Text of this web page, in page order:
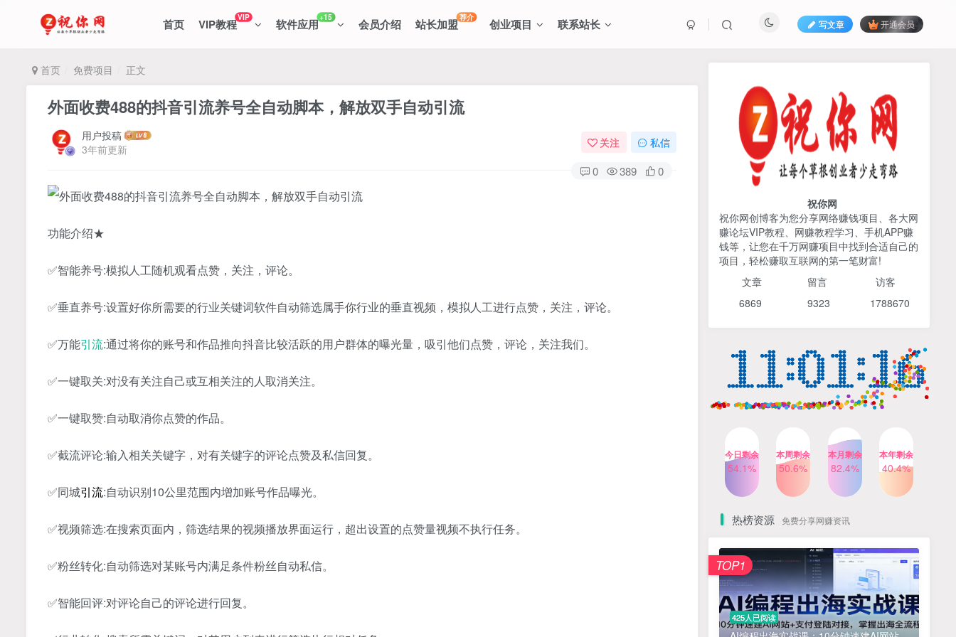
首页 VIP教程VIP 软件应用+15 会员介绍 站长加盟荐介 创业项目 联系站长 写文章 开通会员
首页 免费项目 正文
外面收费488的抖音引流养号全自动脚本，解放双手自动引流
用户投稿
3年前更新
关注 私信
0 389 0
功能介绍★
✅智能养号:模拟人工随机观看点赞，关注，评论。
✅垂直养号:设置好你所需要的行业关键词软件自动筛选属手你行业的垂直视频，模拟人工进行点赞，关注，评论。
✅万能引流:通过将你的账号和作品推向抖音比较活跃的用户群体的曝光量，吸引他们点赞，评论，关注我们。
✅一键取关:对没有关注自己或互相关注的人取消关注。
✅一键取赞:自动取消你点赞的作品。
✅截流评论:输入相关关键字，对有关键字的评论点赞及私信回复。
✅同城引流:自动识别10公里范围内增加账号作品曝光。
✅视频筛选:在搜索页面内，筛选结果的视频播放界面运行，超出设置的点赞量视频不执行任务。
✅粉丝转化:自动筛选对某账号内满足条件粉丝自动私信。
✅智能回评:对评论自己的评论进行回复。
425人已阅读
AI编程出海实战课：10分钟速建AI网站
+支付登陆对接，掌握出海全流程
TOP1
宝子哥头部团队短视频带
货，以混剪为主，不需要真
人出镜，不需要拍摄【更新
26年3月】
4个月前 424人已阅读
TOP2
计，把流量转化为留量，设
小红书笔记带货课，流量电
商新机会，抓住小红书的流
量红利(更新26年2月)
5个月前 419人已阅读
TOP4
AI商业编程智能体开发课：
TOP5
Gemini3.0实战系统课，
Sora2视频实操，从入门到精
通多模态创作
4个月前 416人已阅读
TOP6
1 ? 零加盟费｜红颜搭全国城市代理商招募正式启动！
2 淘宝天猫盈利突破特训营25年12月线下课，系统性的深度剖析电商企业经营之道，打造电商标准化运营体系
3 抓亚马逊漏洞，免去店铺月租，一个流量大竞争小，让你有机会成大卖的赛道
祝你网
祝你网创博客为您分享网络赚钱项目、各大网
赚论坛VIP教程、网赚教程学习、手机APP赚
钱等，让您在千万网赚项目中找到合适自己的
项目，轻松赚取互联网的第一笔财富!
文章 留言 访客
6869 9323 1788670
今日剩余
54.1%
本周剩余
50.6%
本月剩余
82.4%
本年剩余
40.4%
热榜资源 免费分享网赚资讯
425人已阅读
TOP1